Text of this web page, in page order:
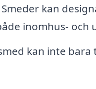
Smeder kan
inomhus- och
kan inte